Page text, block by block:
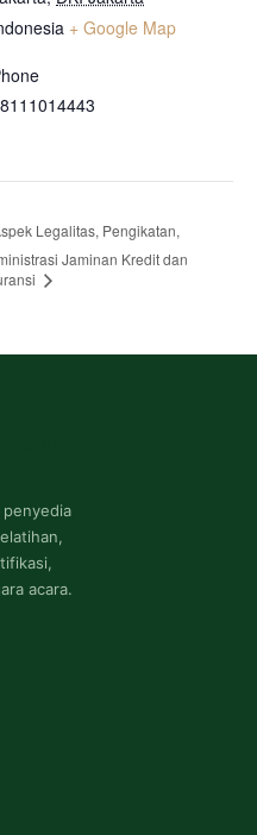
+ Google Map
Legalitas, Pengikatan,
Jaminan Kredit dan
penyedia
acara.